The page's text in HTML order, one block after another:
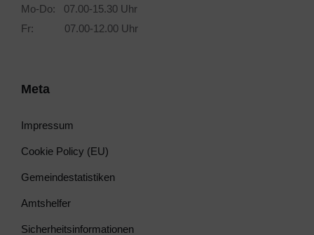
Mo-Do: 07.00-15.30 Uhr
Fr: 07.00-12.00 Uhr
Meta
Impressum
Cookie Policy (EU)
Gemeindestatistiken
Amtshelfer
Sicherheitsinformationen